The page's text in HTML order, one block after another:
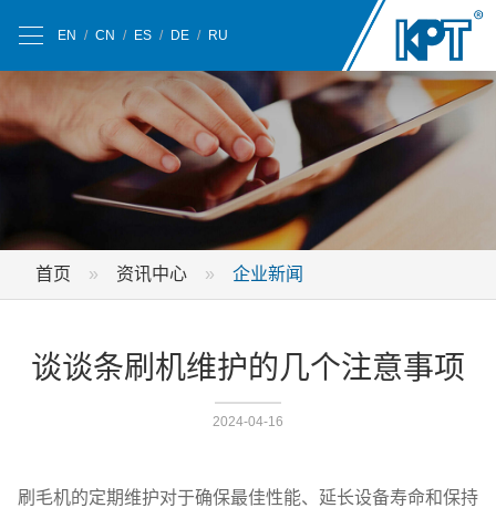
EN / CN / ES / DE / RU
首页 资讯中心 企业新闻
谈谈条刷机维护的几个注意事项
2024-04-16
刷毛机的定期维护对于确保最佳性能、延长设备寿命和保持